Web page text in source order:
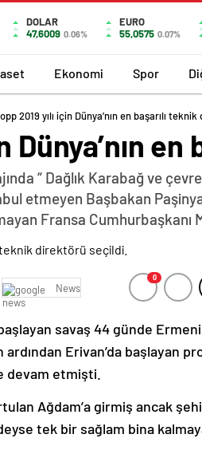
DOLAR
47,6009 0.06%
EURO
55,0575 0.07%
Ekonomi Spor
2019 yılı için Dünya’nın en başarılı
Dünya’nın
“ Dağlık Karabağ ve
etmeyen Başbakan
Fransa
News
0
savaş 44 günde
Erivan’da başlayan
devam etmişti.
Ağdam’a girmiş ancak
tek bir sağlam bina